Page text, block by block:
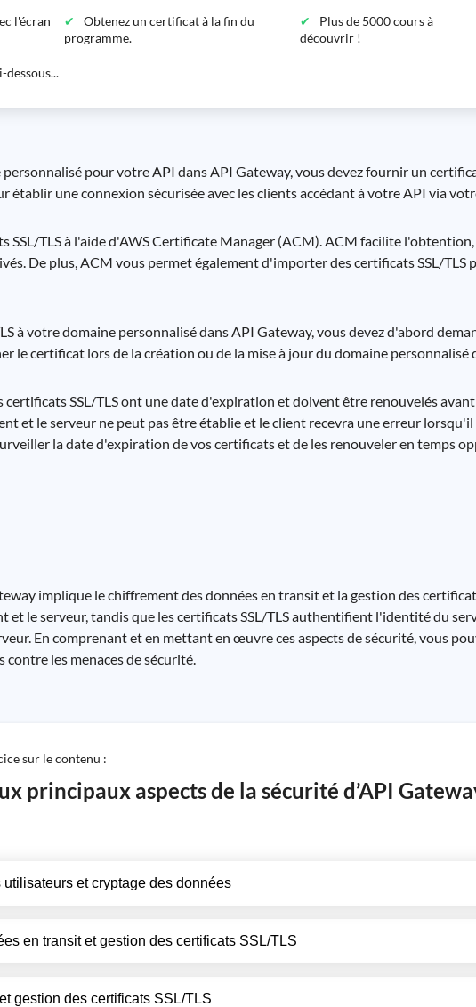
l'écran
Obtenez un certificat à la fin du
programme.
Plus de 5000 cours à
découvrir !
pour votre API dans API Gateway, vous devez fournir un
établir une connexion sécurisée avec les clients accédant à votre API via
SSL/TLS à l'aide d'AWS Certificate Manager (ACM). ACM facilite
De plus, ACM vous permet également d'importer des certificats SSL/
à votre domaine personnalisé dans API Gateway, vous devez d'abord
le certificat lors de la création ou de la mise à jour du domaine personnalisé
SSL/TLS ont une date d'expiration et doivent être renouvelés
et le serveur ne peut pas être établie et le client recevra une erreur
la date d'expiration de vos certificats et de les renouveler en temps
implique le chiffrement des données en transit et la gestion des
et le serveur, tandis que les certificats SSL/TLS authentifient l'identité du
En comprenant et en mettant en œuvre ces aspects de sécurité, vous
les menaces de sécurité.
sur le contenu :
principaux aspects de la sécurité d’API
et cryptage des données
en transit et gestion des certificats SSL/TLS
gestion des certificats SSL/TLS